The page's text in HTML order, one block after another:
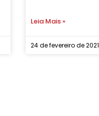
Leia Mais »
24 de fevereiro de 2021